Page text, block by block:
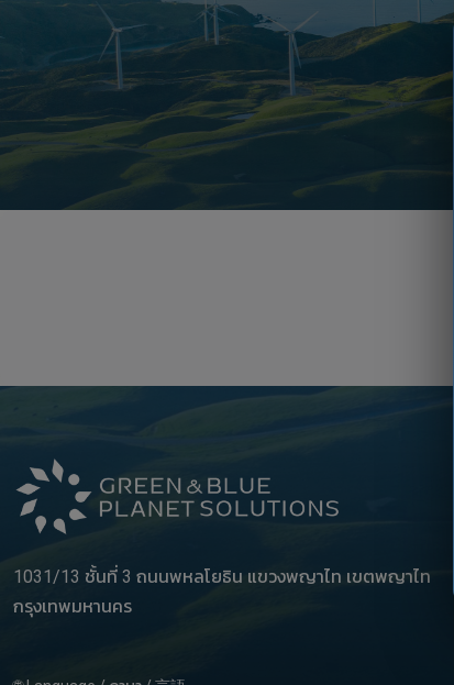
1031/13 ชั้นที่ 3 ถนนพหลโยธิน แขวงพญาไท เขตพญาไท
กรุงเทพมหานคร